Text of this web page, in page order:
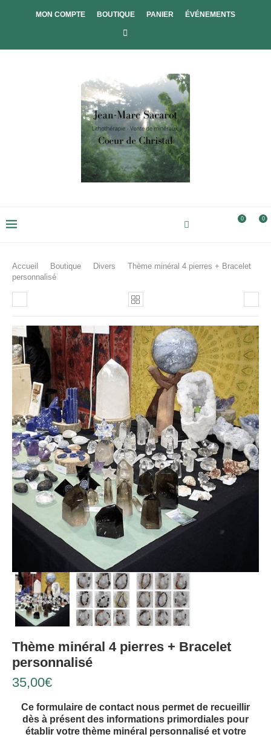
MON COMPTE BOUTIQUE PANIER ÉVÉNEMENTS
0 0
Accueil Boutique Divers
Thème minéral 4 pierres + Bracelet
personnalisé
Thème minéral 4 pierres + Bracelet
personnalisé
35,00€
Ce formulaire de contact nous permet de recueillir
dès à présent des informations primordiales pour
établir votre thème minéral personnalisé et votre